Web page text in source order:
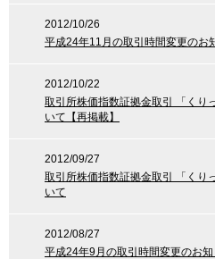
2012/10/26
平成24年11月の取引時間変更のお
2012/10/22
取引所株価指数証拠金取引 「くり
いて【再掲載】
2012/09/27
取引所株価指数証拠金取引 「くり
いて
2012/08/27
平成24年9月の取引時間変更のお知